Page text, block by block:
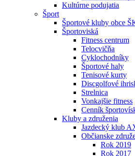
Kultúrne podujatia
Šport
Športové kluby obce
Športoviská
Fitness centrum
Telocvičňa
Cyklochodníky
Športové haly
Tenisové kurty
Discgolfové
Strelnica
Vonkajšie fitness
Cenník
Kluby a združenia
Jazdecký klub
Občianske
Rok 2019
Rok 2017